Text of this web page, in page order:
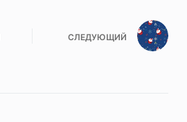
СЛЕДУЮЩИЙ